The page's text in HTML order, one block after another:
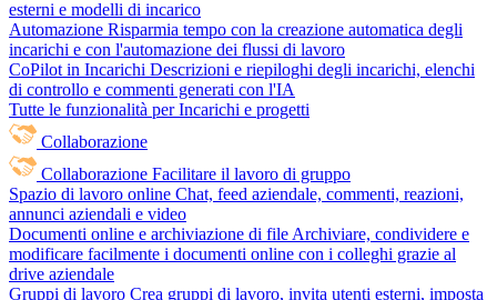
esterni e modelli di incarico
Automazione Risparmia tempo con la creazione automatica degli
incarichi e con l'automazione dei flussi di lavoro
CoPilot in Incarichi Descrizioni e riepiloghi degli incarichi, elenchi
di controllo e commenti generati con l'IA
Tutte le funzionalità per Incarichi e progetti
Collaborazione
Collaborazione Facilitare il lavoro di gruppo
Spazio di lavoro online Chat, feed aziendale, commenti, reazioni,
annunci aziendali e video
Documenti online e archiviazione di file Archiviare, condividere e
modificare facilmente i documenti online con i colleghi grazie al
drive aziendale
Gruppi di lavoro Crea gruppi di lavoro, invita utenti esterni, imposta